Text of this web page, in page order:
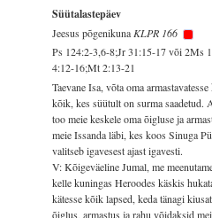
Süütalastepäev
Jeesus põgenikuna KLPR 166
Ps 124:2-3,6-8;Jr 31:15-17 või 2Ms
4:12-16;Mt 2:13-21
Taevane Isa, võta oma
kõik, kes süütult on surma saadetud.
too meie keskele oma õigluse ja
meie Issanda läbi, kes koos Sinuga
valitseb igavesest ajast igavesti.
V: Kõigeväeline Jumal, me
kelle kuningas Heroodes käskis
kätesse kõik lapsed, keda tänagi
õiglus, armastus ja rahu võidaksid